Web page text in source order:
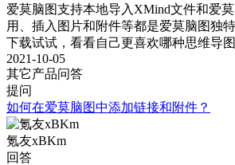
爱莫脑图支持本地导入XMind文件和爱
用、插入图片和附件等都是爱莫脑图独
下载试试，看看自己更喜欢哪种思维导
2021-10-05
其它产品问答
提问
如何在爱莫脑图中添加链接和附件？
氪友xBKm
回答